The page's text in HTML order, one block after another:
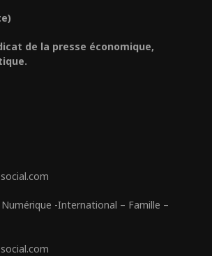
de la presse économique,
-International – Famille –